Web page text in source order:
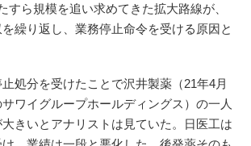
すら規模を追い求めてきた拡大路線が、
繰り返し、業務停止命令を受ける原因と
処分を受けたことで沢井製薬（21年4月
ワイグループホールディングス）の一人
きいとアナリストは見ていた。日医工は